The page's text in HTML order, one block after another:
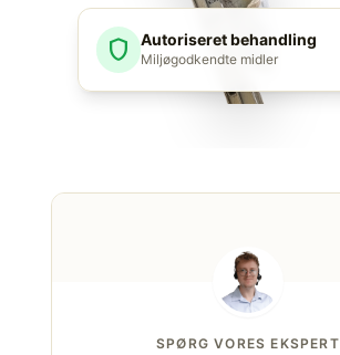
shield Autoriseret behandling
Miljøgodkendte midler
SPØRG VORES EKSPERT